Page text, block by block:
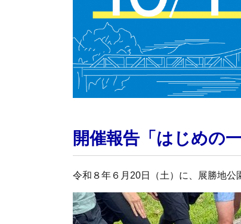
開催報告「はじめの
令和８年６月20日（土）に、展勝地公